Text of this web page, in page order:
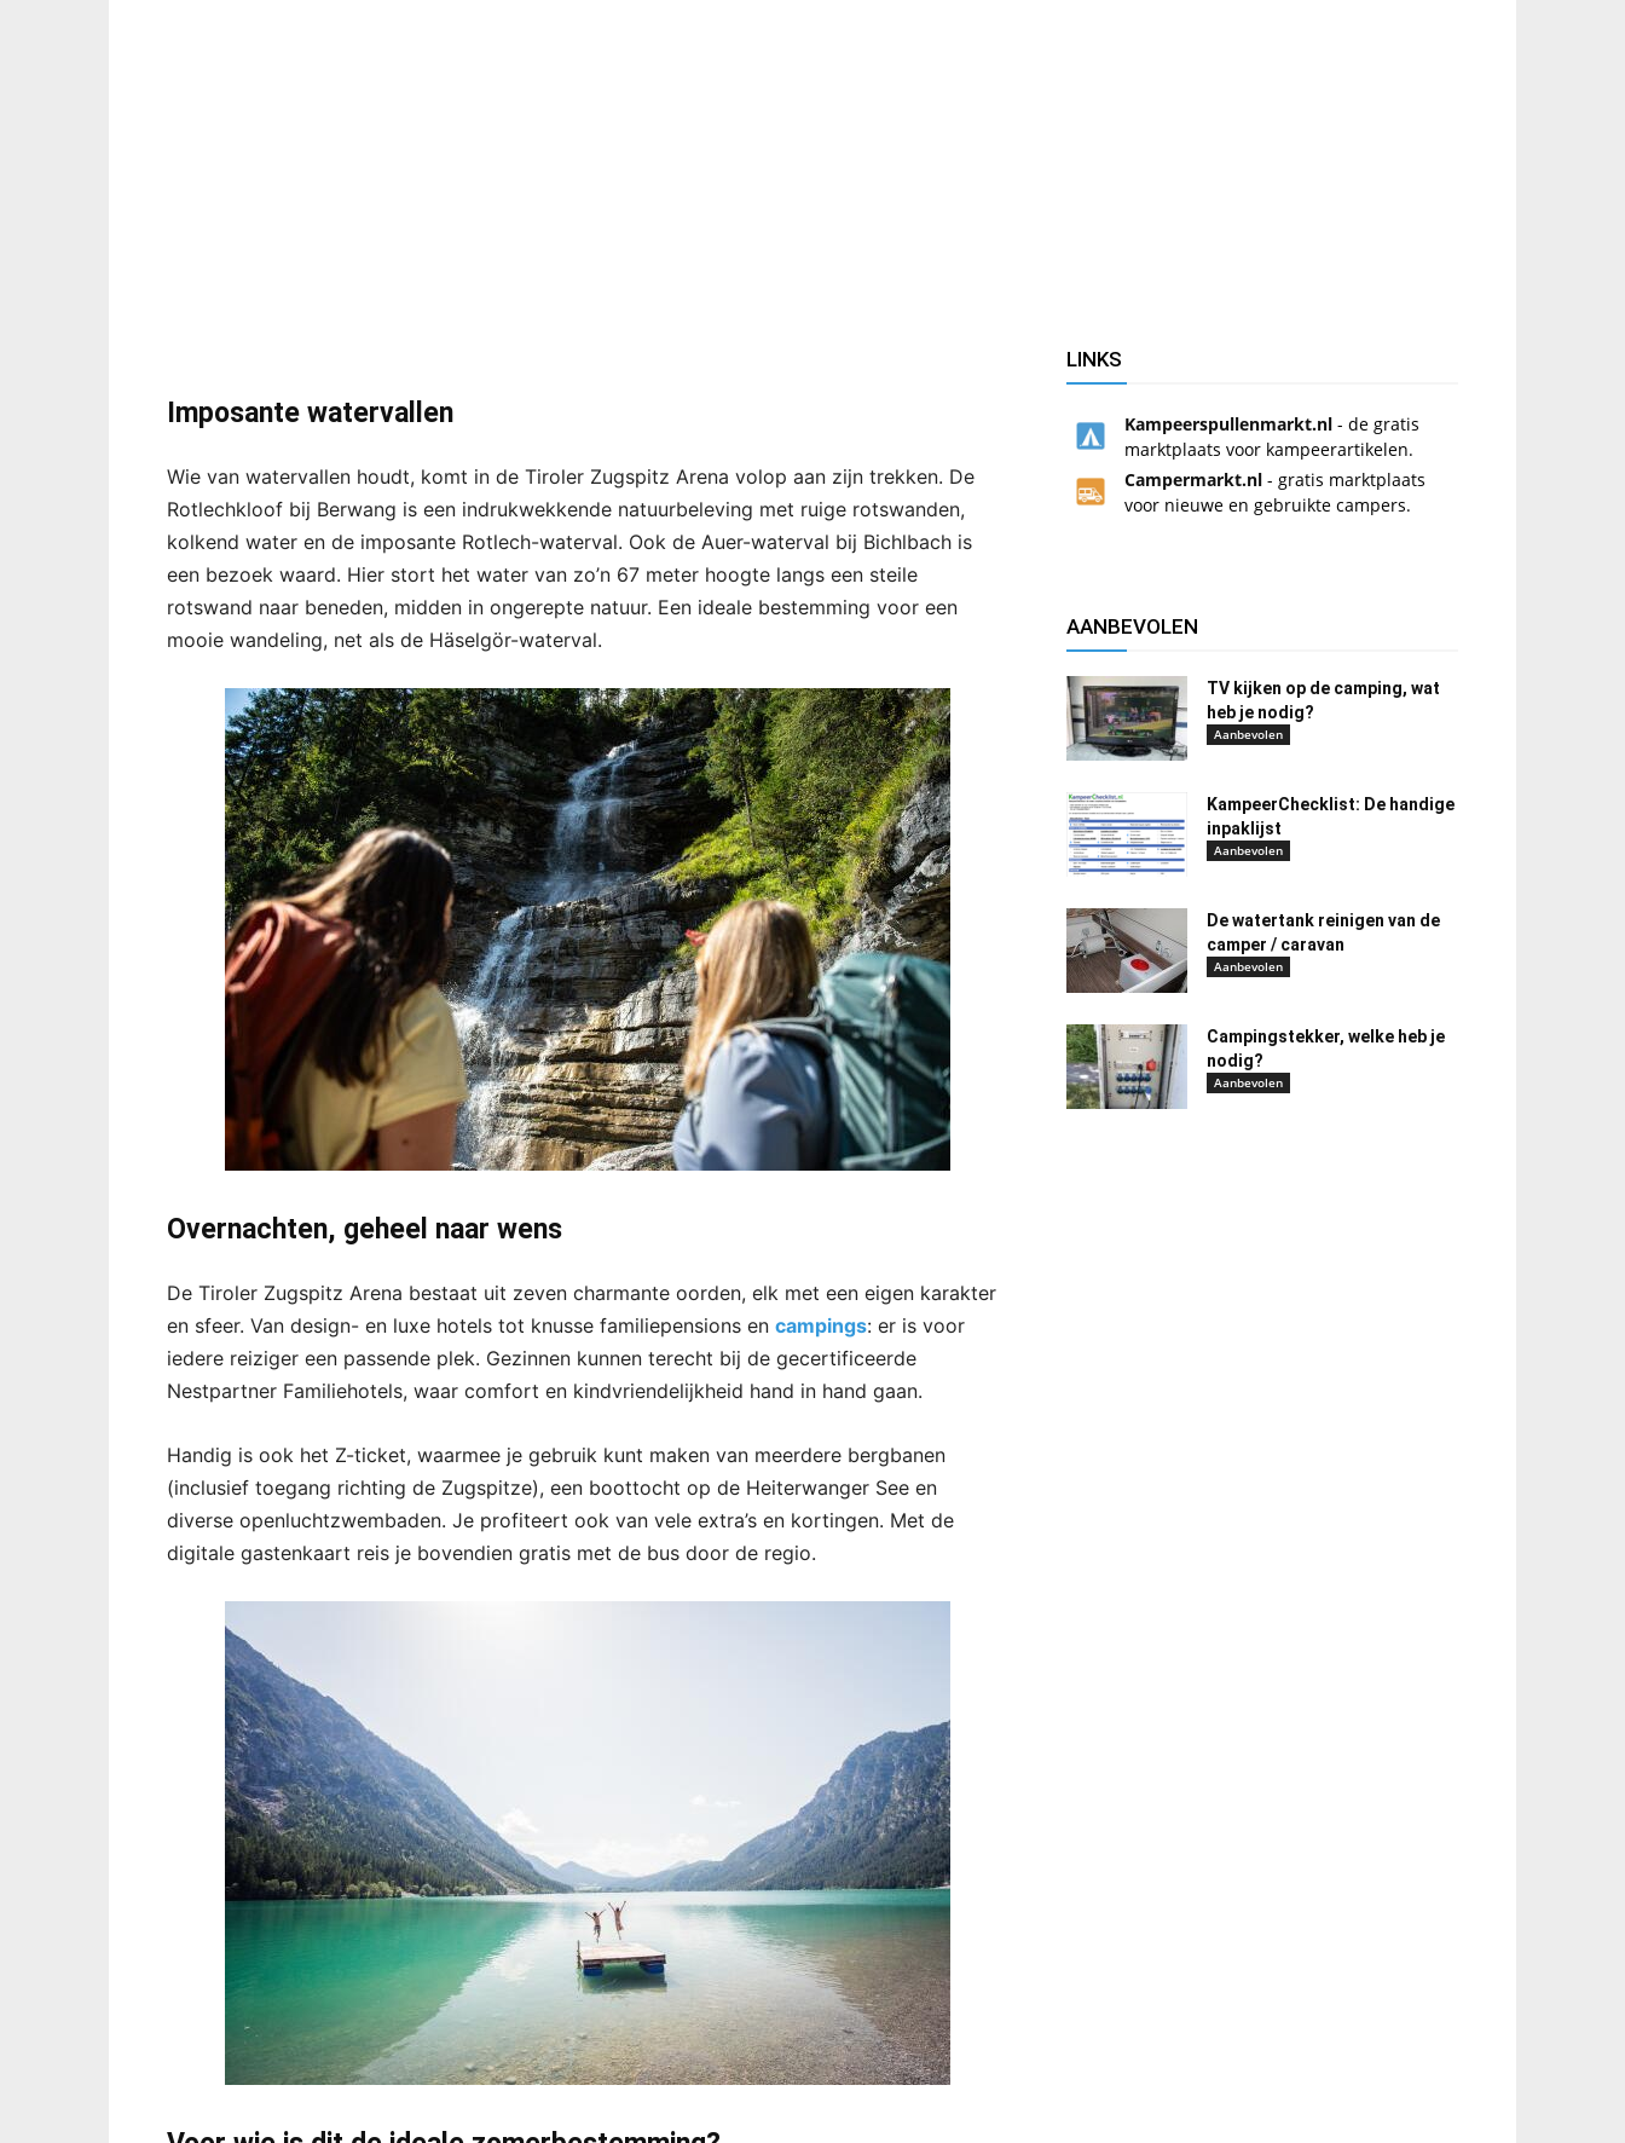
Imposante watervallen
Wie van watervallen houdt, komt in de Tiroler Zugspitz Arena volop aan zijn trekken. De
Rotlechkloof bij Berwang is een indrukwekkende natuurbeleving met ruige rotswanden,
kolkend water en de imposante Rotlech-waterval. Ook de Auer-waterval bij Bichlbach is
een bezoek waard. Hier stort het water van zo’n 67 meter hoogte langs een steile
rotswand naar beneden, midden in ongerepte natuur. Een ideale bestemming voor een
mooie wandeling, net als de Häselgör-waterval.
Overnachten, geheel naar wens
De Tiroler Zugspitz Arena bestaat uit zeven charmante oorden, elk met een eigen karakter
en sfeer. Van design- en luxe hotels tot knusse familiepensions en campings: er is voor
iedere reiziger een passende plek. Gezinnen kunnen terecht bij de gecertificeerde
Nestpartner Familiehotels, waar comfort en kindvriendelijkheid hand in hand gaan.
Handig is ook het Z-ticket, waarmee je gebruik kunt maken van meerdere bergbanen
(inclusief toegang richting de Zugspitze), een boottocht op de Heiterwanger See en
diverse openluchtzwembaden. Je profiteert ook van vele extra’s en kortingen. Met de
digitale gastenkaart reis je bovendien gratis met de bus door de regio.
LINKS
Kampeerspullenmarkt.nl - de gratis
marktplaats voor kampeerartikelen.
Campermarkt.nl - gratis marktplaats
voor nieuwe en gebruikte campers.
AANBEVOLEN
TV kijken op de camping, wat
heb je nodig?
Aanbevolen
KampeerChecklist: De handige
inpaklijst
Aanbevolen
De watertank reinigen van de
camper / caravan
Aanbevolen
Campingstekker, welke heb je
nodig?
Aanbevolen